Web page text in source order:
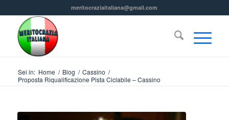
meritocraziaitaliana@gmail.com
Sei in: Home / Blog / Cassino /
Proposta Riqualificazione Pista Ciclabile – Cassino